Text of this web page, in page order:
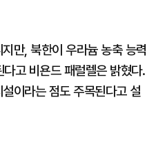
만, 북한이 우라늄 농축 능력
고 비욘드 패럴렐은 밝혔다.
이라는 점도 주목된다고 설